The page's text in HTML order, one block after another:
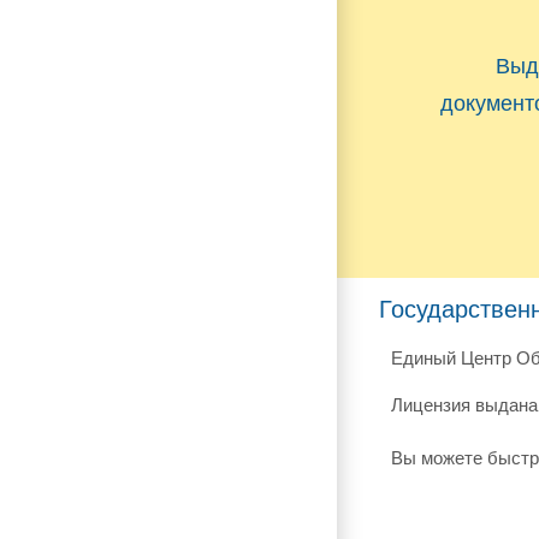
Единый Центр
Лицензия
Вы можете